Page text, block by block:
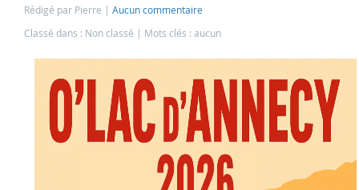
Rédigé par Pierre
Aucun commentaire
Classé dans : Non classé
Mots clés : aucun